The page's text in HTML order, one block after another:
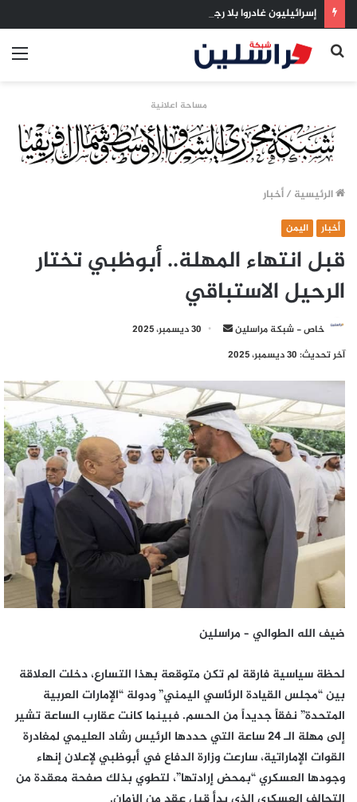
إسرائيليون غادروا بلا رجعة: اخترنا الهجرة لنعيش بلا خوف
بحث
مساحة اعلانية
الرئيسية /أخبار
أخبار اليمن
قبل انتهاء المهلة.. أبوظبي تختار
الرحيل الاستباقي
خاص - شبكة مراسلين
أرسل 30 ديسمبر، 2025
آخر تحديث: 30 ديسمبر، 2025
ضيف الله الطوالي – مراسلين
لحظة سياسية فارقة لم تكن متوقعة بهذا التسارع، دخلت العلاقة
بين “مجلس القيادة الرئاسي اليمني” ودولة “الإمارات العربية
المتحدة” نفقاً جديداً من الحسم. فبينما كانت عقارب الساعة تشير
إلى مهلة الـ 24 ساعة التي حددها الرئيس رشاد العليمي لمغادرة
القوات الإماراتية، سارعت وزارة الدفاع في أبوظبي لإعلان إنهاء
وجودها العسكري “بمحض إرادتها”، لتطوي بذلك صفحة معقدة من